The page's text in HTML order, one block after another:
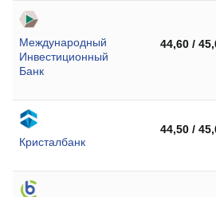
Международный
Инвестиционный
Банк
44,60 /
Кристалбанк
44,50 /